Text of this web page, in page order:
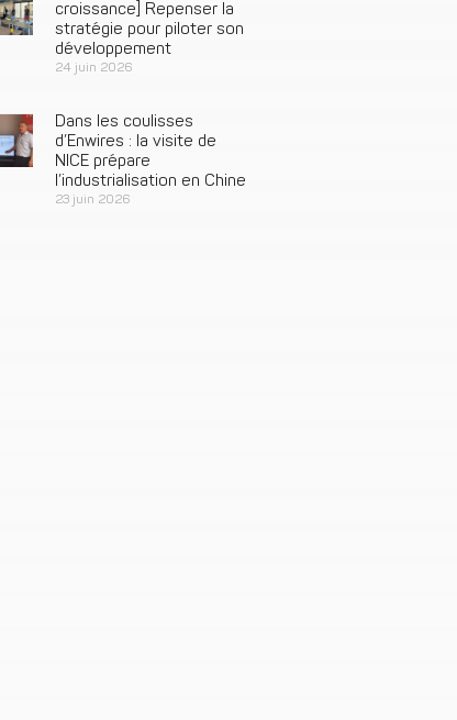
croissance] Repenser la
stratégie pour piloter son
développement
24 juin 2026
Dans les coulisses
d’Enwires : la visite de
NICE prépare
l’industrialisation en Chine
23 juin 2026